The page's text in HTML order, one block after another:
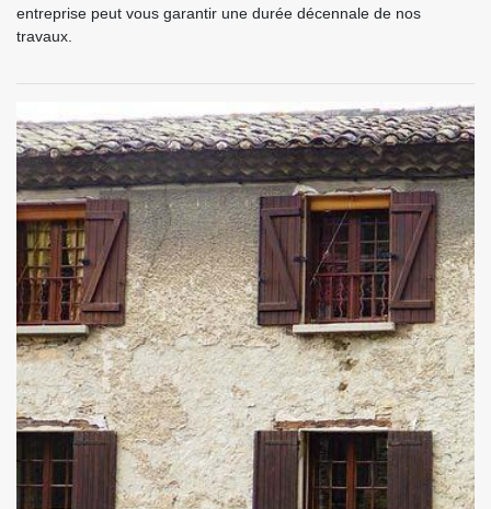
entreprise peut vous garantir une durée décennale de nos
travaux.